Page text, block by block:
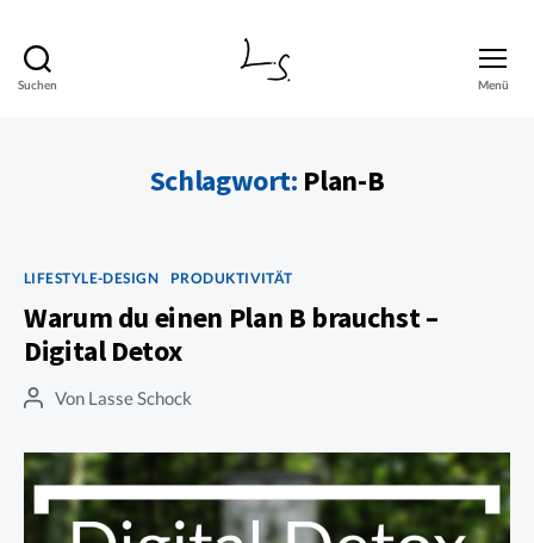
Suchen Menü
Schlagwort: Plan-B
Kategorien
LIFESTYLE-DESIGN PRODUKTIVITÄT
Warum du einen Plan B brauchst –
Digital Detox
Beitragsautor
Von Lasse Schock